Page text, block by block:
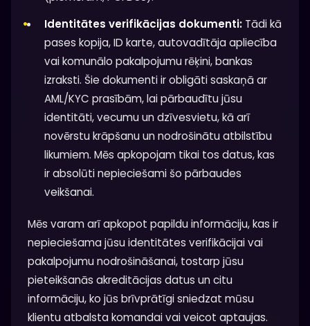
Identitātes verifikācijas dokumenti: Tādi kā
pases kopija, ID karte, autovadītāja apliecība
vai komunālo pakalpojumu rēķini, bankas
izraksti. Šie dokumenti ir obligāti saskaņā ar
AML/KYC prasībām, lai pārbaudītu jūsu
identitāti, vecumu un dzīvesvietu, kā arī
novērstu krāpšanu un nodrošinātu atbilstību
likumiem. Mēs apkopojam tikai tos datus, kas
ir absolūti nepieciešami šo pārbaudes
veikšanai.
Mēs varam arī apkopot papildu informāciju, kas ir
nepieciešama jūsu identitātes verifikācijai vai
pakalpojumu nodrošināšanai, tostarp jūsu
pieteikšanās akreditācijas datus un citu
informāciju, ko jūs brīvprātīgi sniedzat mūsu
klientu atbalsta komandai vai veicot aptaujas.